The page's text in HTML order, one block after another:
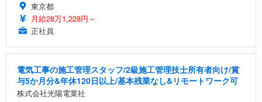
東京都
月給28万1,228円～
正社員
電気工事の施工管理スタッフ/2級施工管理技士所有者向け/賞
与5か月分&年休120日以上/基本残業なし&リモートワーク可
株式会社光陽電業社